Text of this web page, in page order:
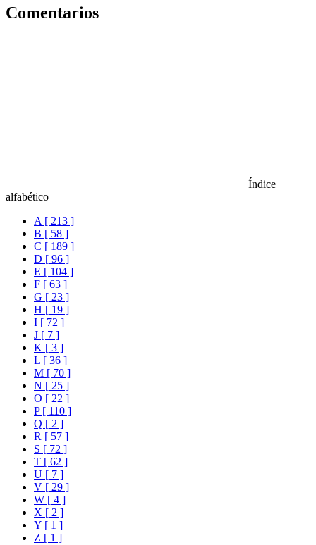
Comentarios
Índice
alfabético
A [ 213 ]
B [ 58 ]
C [ 189 ]
D [ 96 ]
E [ 104 ]
F [ 63 ]
G [ 23 ]
H [ 19 ]
I [ 72 ]
J [ 7 ]
K [ 3 ]
L [ 36 ]
M [ 70 ]
N [ 25 ]
O [ 22 ]
P [ 110 ]
Q [ 2 ]
R [ 57 ]
S [ 72 ]
T [ 62 ]
U [ 7 ]
V [ 29 ]
W [ 4 ]
X [ 2 ]
Y [ 1 ]
Z [ 1 ]